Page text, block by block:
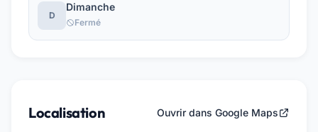
D
Dimanche
Fermé
Localisation Ouvrir dans Google Maps